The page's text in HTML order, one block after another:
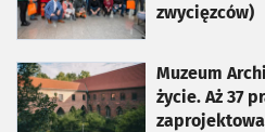
zwycięzców)
Muzeum
życie. Aż 37
otworzy się w nowej karcie